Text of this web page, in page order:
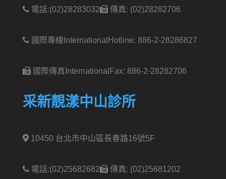
電話:(02)28283032 傳真: (02)28282706
國際專線International Hotline: 886-2-28286827
國際傳真International Fax: 886-2-28282706
采新靚漾中山診所
10450 台北市中山區長春路16號5F
電話:(02)25682682 傳真: (02)25681202